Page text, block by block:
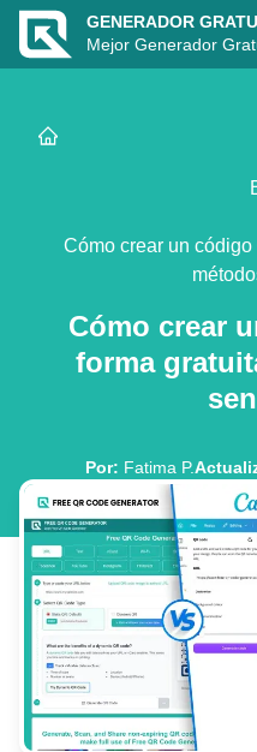
GENERADOR
Mejor Generador
Cómo crear un
Cómo crear
forma
Por: Fatima P.